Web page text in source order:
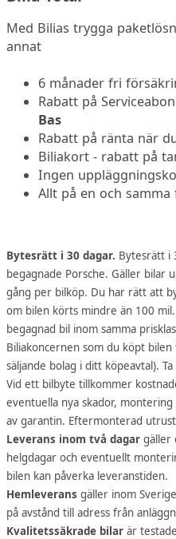
Med Bilias trygga
annat
6 månader fri
Rabatt på
Bas
Rabatt på ränta när
Biliakort - rabatt på
Ingen
Allt på en och samma
Bytesrätt i 30 dagar. Bytesrätt i
begagnade Porsche. Gäller bilar
gång per bilköp. Du har rätt att
om bilen körts mindre än 100
begagnad bil inom samma
Biliakoncernen som du köpt
säljande bolag i ditt köpeavtal).
Vid ett bilbyte tillkommer
eventuella nya skador,
av garantin. Eftermonterad
Leverans inom två dagar gäller
helgdagar och eventuellt
bilen kan påverka leveranstiden.
Hemleverans gäller inom
på avstånd till adress från
Kvalitetssäkrade bilar är